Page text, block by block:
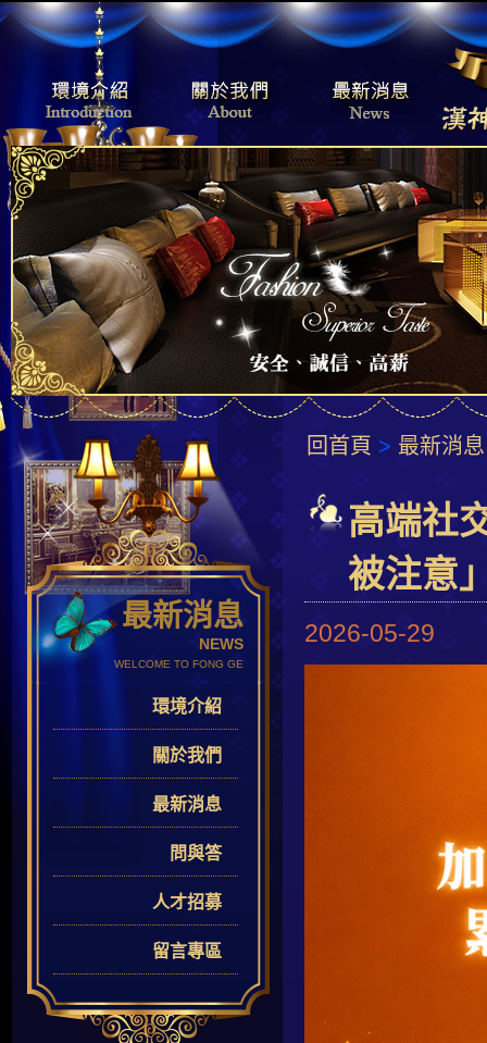
最新消息
NEWS
WELCOME TO FONG GE
環境介紹
關於我們
最新消息
問與答
人才招募
留言專區
回首頁 > 最新消息
高端社
被注意
2026-05-29